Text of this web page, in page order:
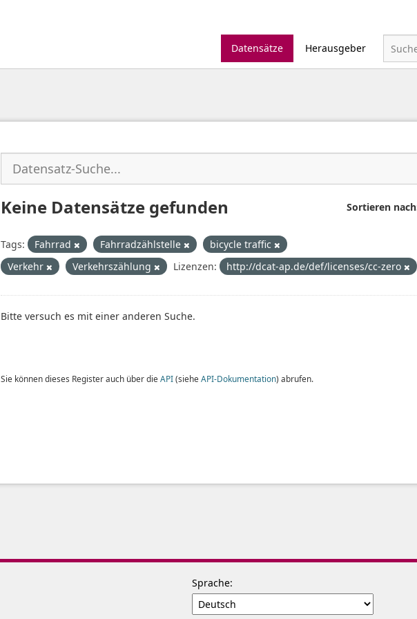
Datensätze
Herausgeber
Sortieren nach
Keine Datensätze gefunden
Tags: Fahrrad Fahrradzählstelle
bicycle traffic
Verkehr
Verkehrszählung Lizenzen: http://dcat-ap.de/def/licenses/cc-zero
Bitte versuch es mit einer anderen Suche.
Sie können dieses Register auch über die API(siehe API-Dokumentation) abrufen.
Sprache